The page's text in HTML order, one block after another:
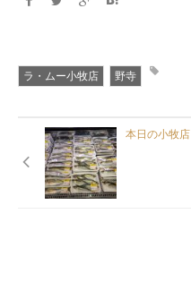
ラ・ムー小牧店 野寺
本日の小牧店